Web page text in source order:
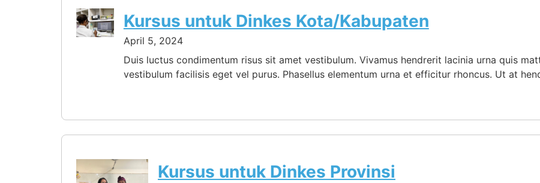
Kursus untuk Dinkes Kota/Kabupaten
April 5, 2024
Duis luctus condimentum risus sit amet vestibulum. Vivamus hendrerit lacinia urna quis
vestibulum facilisis eget vel purus. Phasellus elementum urna et efficitur rhoncus. Ut at
Kursus untuk Dinkes Provinsi